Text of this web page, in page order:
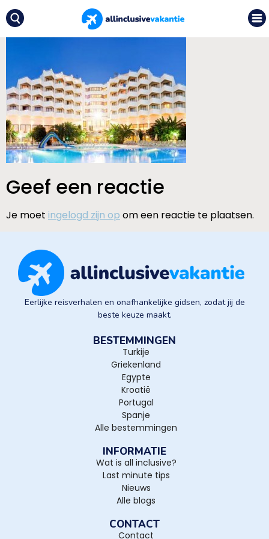
Geef een reactie
Je moet ingelogd zijn op om een reactie te plaatsen.
Eerlijke reisverhalen en onafhankelijke gidsen, zodat jij de
beste keuze maakt.
BESTEMMINGEN
Turkije
Griekenland
Egypte
Kroatië
Portugal
Spanje
Alle bestemmingen
INFORMATIE
Wat is all inclusive?
Last minute tips
Nieuws
Alle blogs
CONTACT
Contact